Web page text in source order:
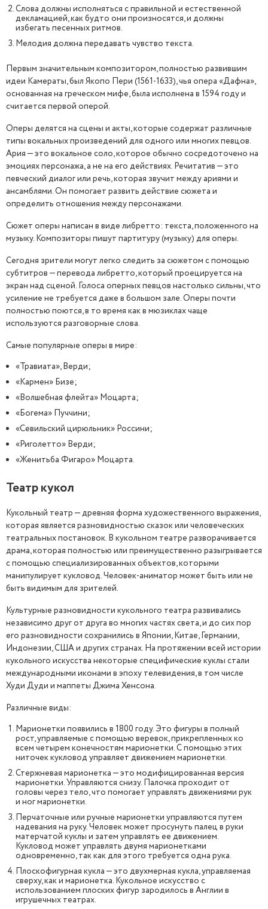
Слова должны исполняться с правильной и естественной
декламацией, как будто они произносятся, и должны
избегать песенных ритмов.
Мелодия должна передавать чувство текста.
Первым значительным композитором, полностью развившим
идеи Камераты, был Якопо Пери (1561-1633), чья опера «Дафна»,
основанная на греческом мифе, была исполнена в 1594 году и
считается первой оперой.
Оперы делятся на сцены и акты, которые содержат различные
типы вокальных произведений для одного или многих певцов.
Ария — это вокальное соло, которое обычно сосредоточено на
эмоциях персонажа, а не на его действиях. Речитатив — это
певческий диалог или речь, которая звучит между ариями и
ансамблями. Он помогает развить действие сюжета и
определить отношения между персонажами.
Сюжет оперы написан в виде либретто: текста, положенного на
музыку. Композиторы пишут партитуру (музыку) для оперы.
Сегодня зрители могут легко следить за сюжетом с помощью
субтитров — перевода либретто, который проецируется на
экран над сценой. Голоса оперных певцов настолько сильны, что
усиление не требуется даже в большом зале. Оперы почти
полностью поются, в то время как в мюзиклах чаще
используются разговорные слова.
Самые популярные оперы в мире:
«Травиата», Верди;
«Кармен» Бизе;
«Волшебная флейта» Моцарта;
«Богема» Пуччини;
«Севильский цирюльник» Россини;
«Риголетто» Верди;
«Женитьба Фигаро» Моцарта.
Театр кукол
Кукольный театр — древняя форма художественного выражения,
которая является разновидностью сказок или человеческих
театральных постановок. В кукольном театре разворачивается
драма, которая полностью или преимущественно разыгрывается
с помощью специализированных объектов, которыми
манипулирует кукловод. Человек-аниматор может быть или не
быть видимым для зрителей.
Культурные разновидности кукольного театра развивались
независимо друг от друга во многих частях света, и до сих пор
его разновидности сохранились в Японии, Китае, Германии,
Индонезии, США и других странах. На протяжении всей истории
кукольного искусства некоторые специфические куклы стали
международными иконами в эпоху телевидения, в том числе
Худи Дуди и маппеты Джима Хенсона.
Различные виды:
Марионетки появились в 1800 году. Это фигуры в полный
рост, управляемые с помощью веревок, прикрепленных ко
всем четырем конечностям марионетки. С помощью этих
ниточек кукловод управляет движением марионетки.
Стержневая марионетка — это модифицированная версия
марионетки. Управляются снизу. Палочка проходит от
головы через тело, что помогает управлять движениями рук
и ног марионетки.
Перчаточные или ручные марионетки управляются путем
надевания на руку. Человек может просунуть палец в руки
матерчатой куклы и затем управлять ее движением.
Кукловод может управлять двумя марионетками
одновременно, так как для этого требуется одна рука.
Плоскофигурная кукла — это двухмерная кукла, управляемая
сверху, как и марионетка. Кукольное искусство с
использованием плоских фигур зародилось в Англии в
игрушечных театрах.